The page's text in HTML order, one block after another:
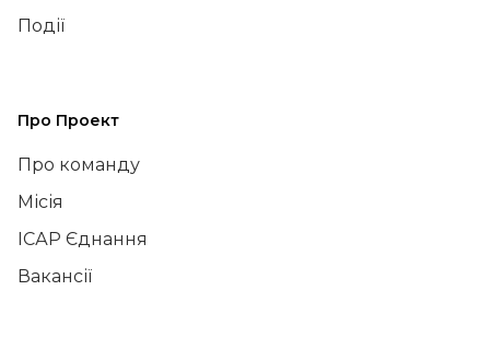
Події
Про Проект
Про команду
Місія
ІСАР Єднання
Вакансії